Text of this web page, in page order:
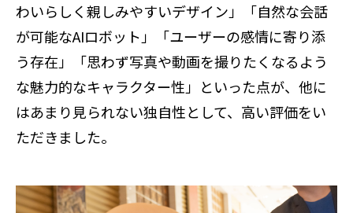
わいらしく親しみやすいデザイン」「自然な会話
が可能なAIロボット」「ユーザーの感情に寄り添
う存在」「思わず写真や動画を撮りたくなるよう
な魅力的なキャラクター性」といった点が、他に
はあまり見られない独自性として、高い評価をい
ただきました。